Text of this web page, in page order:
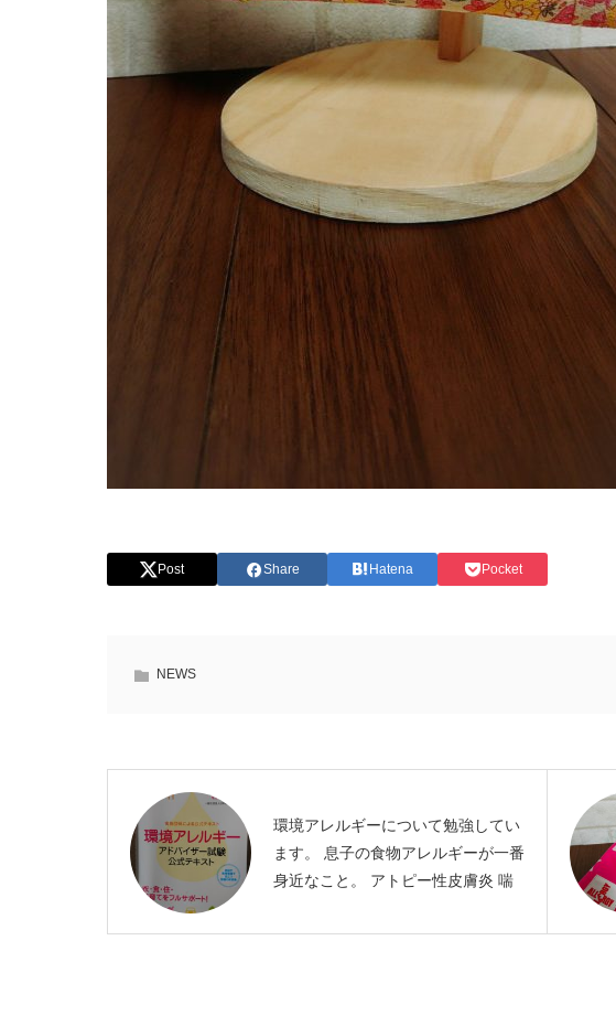
Post Share Hatena Pocket
NEWS
環境アレルギーについて勉強してい
ます。 息子の食物アレルギーが一番
身近なこと。 アトピー性皮膚炎 喘
候群 など、奥が深いのです。